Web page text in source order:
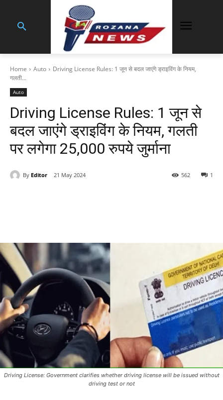
Home Auto
Driving License Rules: 1 जून से बदल जाएंगे ड्राइविंग के नियम,
गलती...
Auto
Driving License Rules: 1 जून से
बदल जाएंगे ड्राइविंग के नियम, गलती
पर लगेगा 25,000 रुपये जुर्माना
By Editor 21 May 2024 1
562
Driving License: Government clarifies whether driving license will be issued without
driving test or not